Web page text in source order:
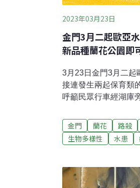
2023年03月23日
金門3月二起歐亞
新品種蘭花公園即
3月23日金門3月二起
接連發生兩起保育類
呼籲民眾行車經湖庫
犬貓捕捉及水芙蓉、
水獺的生存環境。（
東非狒狒桃園近日有
家再次鑑定後確認物
保法》規定，只有
金門 蘭花 路殺
生物多樣性
水患